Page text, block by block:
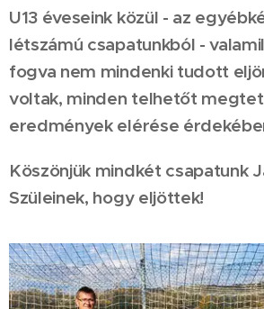
U13 éveseink közül - az
létszámú csapatunkból -
fogva nem mindenki tudott
voltak, minden telhetőt
eredmények elérése
Köszönjük mindkét csapatunk
Szüleinek, hogy eljöttek!